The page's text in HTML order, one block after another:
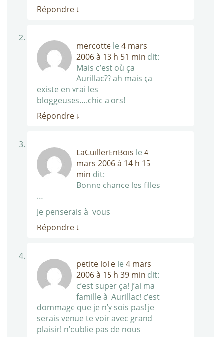
Répondre ↓
mercotte le 4 mars
2006 à 13 h 51 min dit:
Mais c’est où ça
Aurillac?? ah mais ça
existe en vrai les
bloggeuses….chic alors!
Répondre ↓
LaCuillerEnBois le 4
mars 2006 à 14 h 15
min dit:
Bonne chance les filles
…
Je penserais à vous
Répondre ↓
petite lolie le 4 mars
2006 à 15 h 39 min dit:
c’est super ça! j’ai ma
famille à Aurillac! c’est
dommage que je n’y sois pas! je
serais venue te voir avec grand
plaisir! n’oublie pas de nous